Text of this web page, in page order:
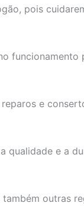
pois
funcionamento
e
qualidade e a
outras